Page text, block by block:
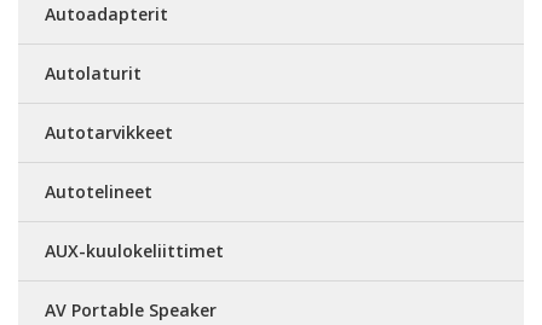
Autoadapterit
Autolaturit
Autotarvikkeet
Autotelineet
AUX-kuulokeliittimet
AV Portable Speaker